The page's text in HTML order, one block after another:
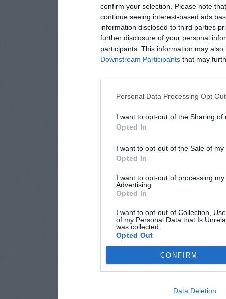
confirm your selection. Please note
continue seeing interest-based ads
information disclosed to third parties
further disclosure of your personal
participants. This information may
Downstream Participants that may
Personal Data Processing Opt
I want to opt-out of the Sharing of
Opted In
I want to opt-out of the Sale of
Opted In
I want to opt-out of processing
Advertising.
Opted In
I want to opt-out of Collection,
of my Personal Data that Is
was collected.
Opted Out
CONFIRM
Data Deletion